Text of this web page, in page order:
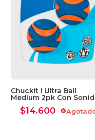
Chuckit ! Ultra Ball
Medium 2pk Con
$14.600 cancel